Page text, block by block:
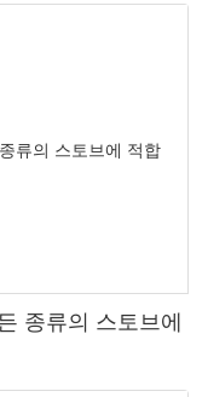
종류의 스토브에